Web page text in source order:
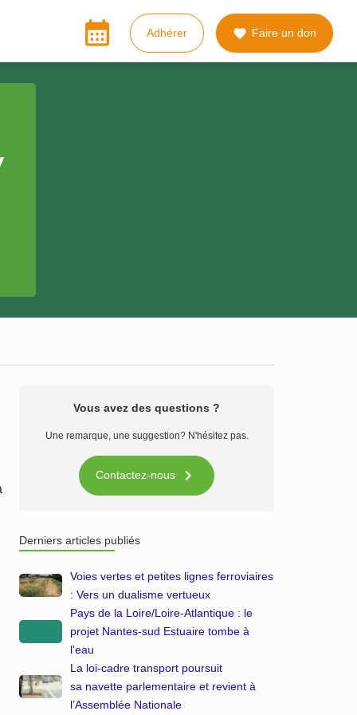
calendar_month Adhérer  Faire un don
Vous avez des questions ?
Une remarque, une suggestion? N'hésitez pas.
Contactez-nous 
Derniers articles publiés
Voies vertes et petites lignes ferroviaires
: Vers un dualisme vertueux
Pays de la Loire/Loire-Atlantique : le
projet Nantes-sud Estuaire tombe à
l'eau
La loi-cadre transport poursuit
sa navette parlementaire et revient à
l’Assemblée Nationale